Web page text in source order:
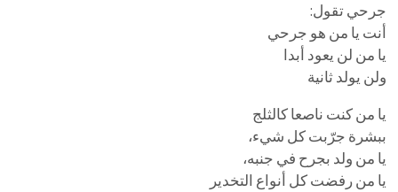
جرحي تقول:
أنت يا من هو جرحي
يا من لن يعود أبدا
ولن يولد ثانية
يا من كنت ناصعا كالثلج
ببشرة جرّبت كل شيء،
يا من ولد بجرح في جنبه،
يا من رفضت كل أنواع التخدير